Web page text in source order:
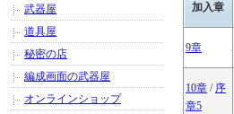
加入章
9章
10章 / 序
章5
武器屋
道具屋
秘密の店
編成画面の武器屋
オンラインショップ